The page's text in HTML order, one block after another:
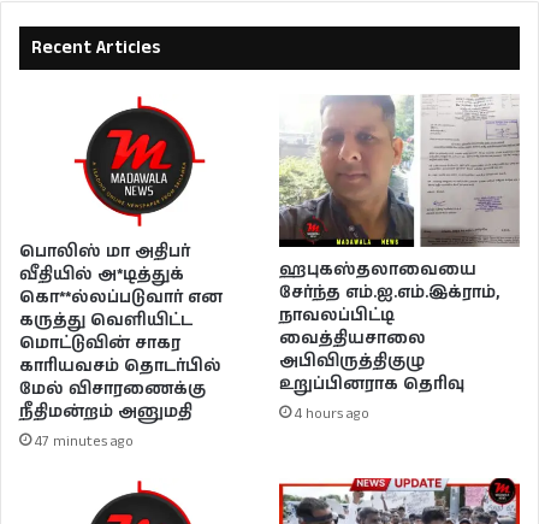
Recent Articles
பொலிஸ் மா அதிபர்
வீதியில் அ*டித்துக்
கொ**ல்லப்படுவார் என
கருத்து வெளியிட்ட
மொட்டுவின் சாகர
காரியவசம் தொடர்பில்
மேல் விசாரணைக்கு
நீதிமன்றம் அனுமதி
47 minutes ago
ஹபுகஸ்தலாவையை
சேர்ந்த எம்.ஐ.எம்.இக்ராம்,
நாவலப்பிட்டி
வைத்தியசாலை
அபிவிருத்திகுழு
உறுப்பினராக தெரிவு
4 hours ago